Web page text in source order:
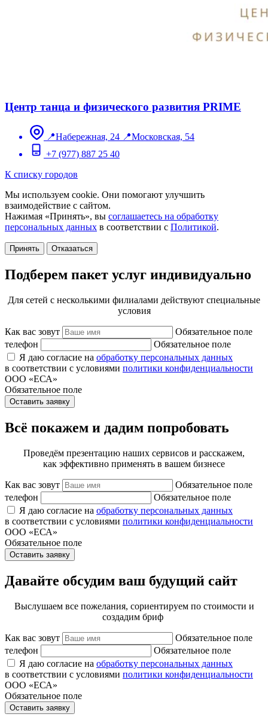
Центр танца и физического развития PRIME
📍Набережная, 24 📍Московская, 54
+7 (977) 887 25 40
К списку городов
Мы используем cookie. Они помогают улучшить
взаимодействие с сайтом.
Нажимая «Принять», вы соглашаетесь на обработку
персональных данных в соответствии с Политикой.
Принять Отказаться
Подберем пакет услуг индивидуально
Для сетей с несколькими филиалами действуют специальные
условия
Как вас зовут
Обязательное поле
телефон
Обязательное поле
Я даю согласие на обработку персональных данных
в соответствии с условиями политики конфиденциальности
ООО «ЕСА»
Обязательное поле
Оставить заявку
Всё покажем и дадим попробовать
Проведём презентацию наших сервисов и расскажем,
как эффективно применять в вашем бизнесе
Как вас зовут
Обязательное поле
телефон
Обязательное поле
Я даю согласие на обработку персональных данных
в соответствии с условиями политики конфиденциальности
ООО «ЕСА»
Обязательное поле
Оставить заявку
Давайте обсудим ваш будущий сайт
Выслушаем все пожелания, сориентируем по стоимости и
создадим бриф
Как вас зовут
Обязательное поле
телефон
Обязательное поле
Я даю согласие на обработку персональных данных
в соответствии с условиями политики конфиденциальности
ООО «ЕСА»
Обязательное поле
Оставить заявку